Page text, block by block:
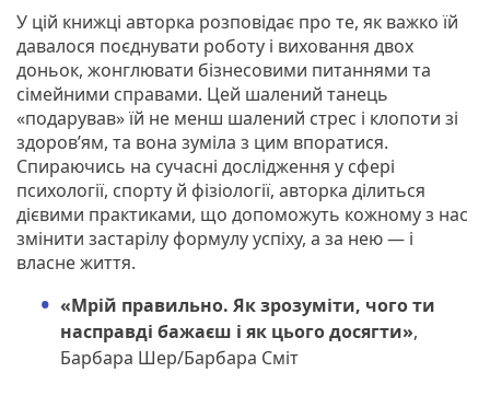
У цій книжці авторка розповідає про те, як важко їй
давалося поєднувати роботу і виховання двох
доньок, жонглювати бізнесовими питаннями та
сімейними справами. Цей шалений танець
«подарував» їй не менш шалений стрес і клопоти зі
здоров’ям, та вона зуміла з цим впоратися.
Спираючись на сучасні дослідження у сфері
психології, спорту й фізіології, авторка ділиться
дієвими практиками, що допоможуть кожному з нас
змінити застарілу формулу успіху, а за нею — і
власне життя.
«Мрій правильно. Як зрозуміти, чого ти
насправді бажаєш і як цього досягти»,
Барбара Шер/Барбара Сміт